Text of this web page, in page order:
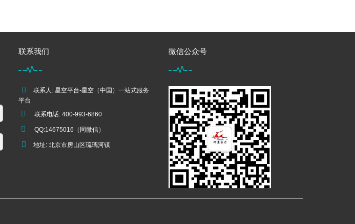
联系我们
联系人: 星空平台-星空（中国）一站式服务
平台
联系电话: 400-993-6860
QQ:14675016（同微信）
地址: 北京市房山区琉璃河镇
微信公众号